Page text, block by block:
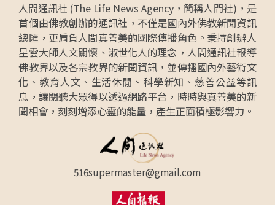
人間通訊社 (The Life News Agency，簡稱人間社)，是
首個由佛教創辦的通訊社，不僅是國內外佛教新聞資訊
總匯，更肩負人間真善美的國際傳播角色。秉持創辦人
星雲大師人文關懷、淑世化人的理念，人間通訊社報導
佛教界以及各宗教界的新聞資訊，並傳播國內外藝術文
化、教育人文、生活休閒、科學新知、慈善公益等訊
息，讓閱聽大眾得以透過網路平台，時時與真善美的新
聞相會，刻刻增添心靈的能量，產生正面積極影響力。
516supermaster@gmail.com